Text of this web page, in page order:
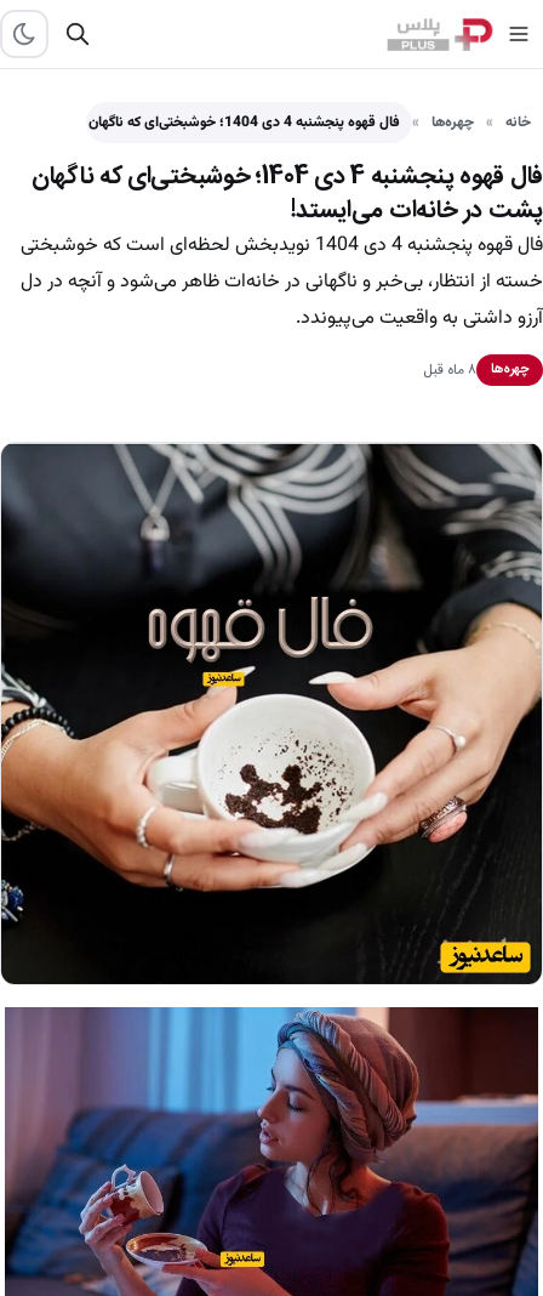
خانه چهره‌ها فال قهوه پنجشنبه 4 دی 1404؛ خوشبختی‌ای که ناگهان پشت…
فال قهوه پنجشنبه 4 دی 1404؛ خوشبختی‌ای که ناگهان
پشت در خانه‌ات می‌ایستد!
فال قهوه پنجشنبه 4 دی 1404 نویدبخش لحظه‌ای است که خوشبختی
خسته از انتظار، بی‌خبر و ناگهانی در خانه‌ات ظاهر می‌شود و آنچه در دل
آرزو داشتی به واقعیت می‌پیوندد.
چهره‌ها ۸ ماه قبل